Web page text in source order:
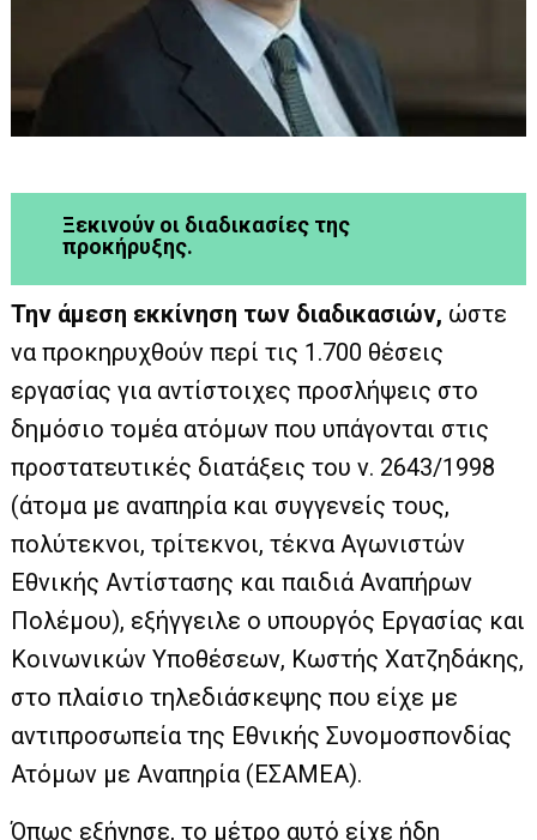
Ξεκινούν οι διαδικασίες της
προκήρυξης.
Την άμεση εκκίνηση των διαδικασιών, ώστε
να προκηρυχθούν περί τις 1.700 θέσεις
εργασίας για αντίστοιχες προσλήψεις στο
δημόσιο τομέα ατόμων που υπάγονται στις
προστατευτικές διατάξεις του ν. 2643/1998
(άτομα με αναπηρία και συγγενείς τους,
πολύτεκνοι, τρίτεκνοι, τέκνα Αγωνιστών
Εθνικής Αντίστασης και παιδιά Αναπήρων
Πολέμου), εξήγγειλε ο υπουργός Εργασίας και
Κοινωνικών Υποθέσεων, Κωστής Χατζηδάκης,
στο πλαίσιο τηλεδιάσκεψης που είχε με
αντιπροσωπεία της Εθνικής Συνομοσπονδίας
Ατόμων με Αναπηρία (ΕΣΑΜΕΑ).
Όπως εξήγησε, το μέτρο αυτό είχε ήδη